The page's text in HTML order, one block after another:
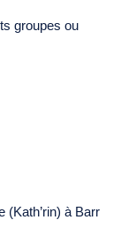
groupes ou
(Kath’rin) à Barr